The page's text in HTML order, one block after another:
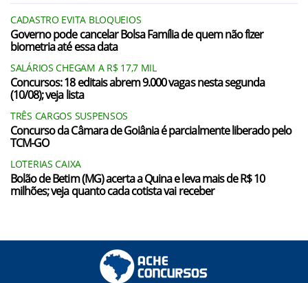
CADASTRO EVITA BLOQUEIOS
Governo pode cancelar Bolsa Família de quem não fizer
biometria até essa data
SALÁRIOS CHEGAM A R$ 17,7 MIL
Concursos: 18 editais abrem 9.000 vagas nesta segunda
(10/08); veja lista
TRÊS CARGOS SUSPENSOS
Concurso da Câmara de Goiânia é parcialmente liberado pelo
TCM-GO
LOTERIAS CAIXA
Bolão de Betim (MG) acerta a Quina e leva mais de R$ 10
milhões; veja quanto cada cotista vai receber